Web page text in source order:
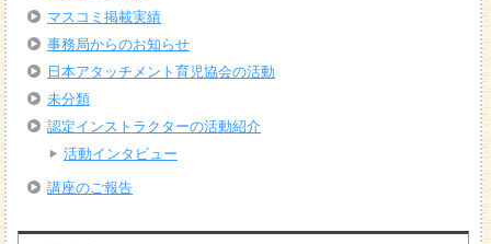
マスコミ掲載実績
事務局からのお知らせ
日本アタッチメント育児協会の活動
未分類
認定インストラクターの活動紹介
活動インタビュー
講座のご報告